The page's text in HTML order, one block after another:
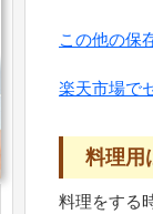
この他の保
楽天市場で
料理用
料理をする